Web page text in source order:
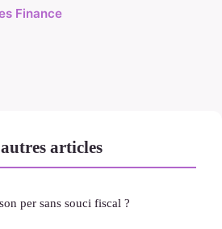
Finance
articles
per sans souci fiscal ?